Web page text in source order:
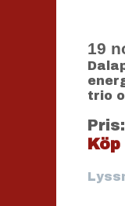
19
trio